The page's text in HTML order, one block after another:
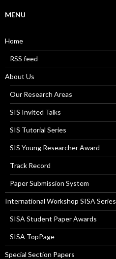
MENU
Home
RSS feed
About Us
Our Research Areas
SIS Invited Talks
SIS Tutorial Series
SIS Young Researcher Award
Track Record
Paper Submission System
International Workshop SISA Series
SISA Student Paper Awards
SISA TopPage
Special Section Papers